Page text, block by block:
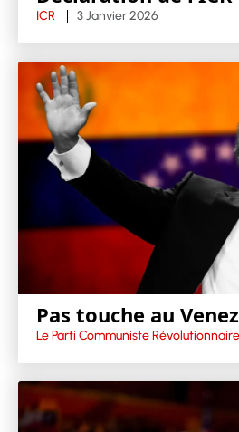
ICR 3 Janvier 2026
Pas touche au
Le Parti Communiste Révolutionnaire